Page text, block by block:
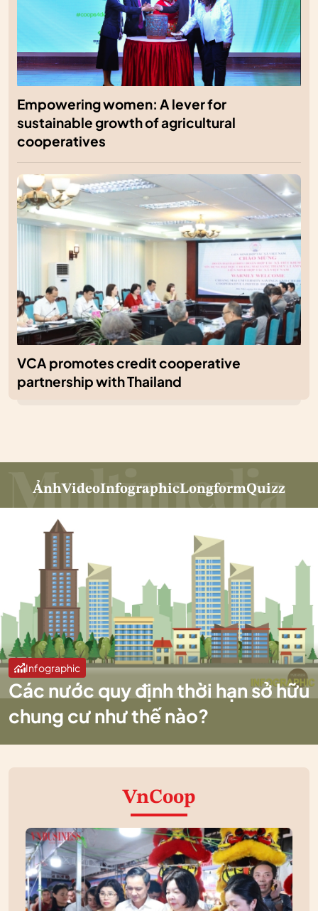
Empowering women: A lever for
sustainable growth of agricultural
cooperatives
VCA promotes credit cooperative
partnership with Thailand
ẢnhVideoInfographicLongformQuizz
Infographic
Các nước quy định thời hạn sở hữu
chung cư như thế nào?
VnCoop